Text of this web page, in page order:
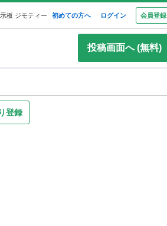
板 ジモティー 初めての方へ ログイン 会員登録
投稿画面へ (無料)
登録